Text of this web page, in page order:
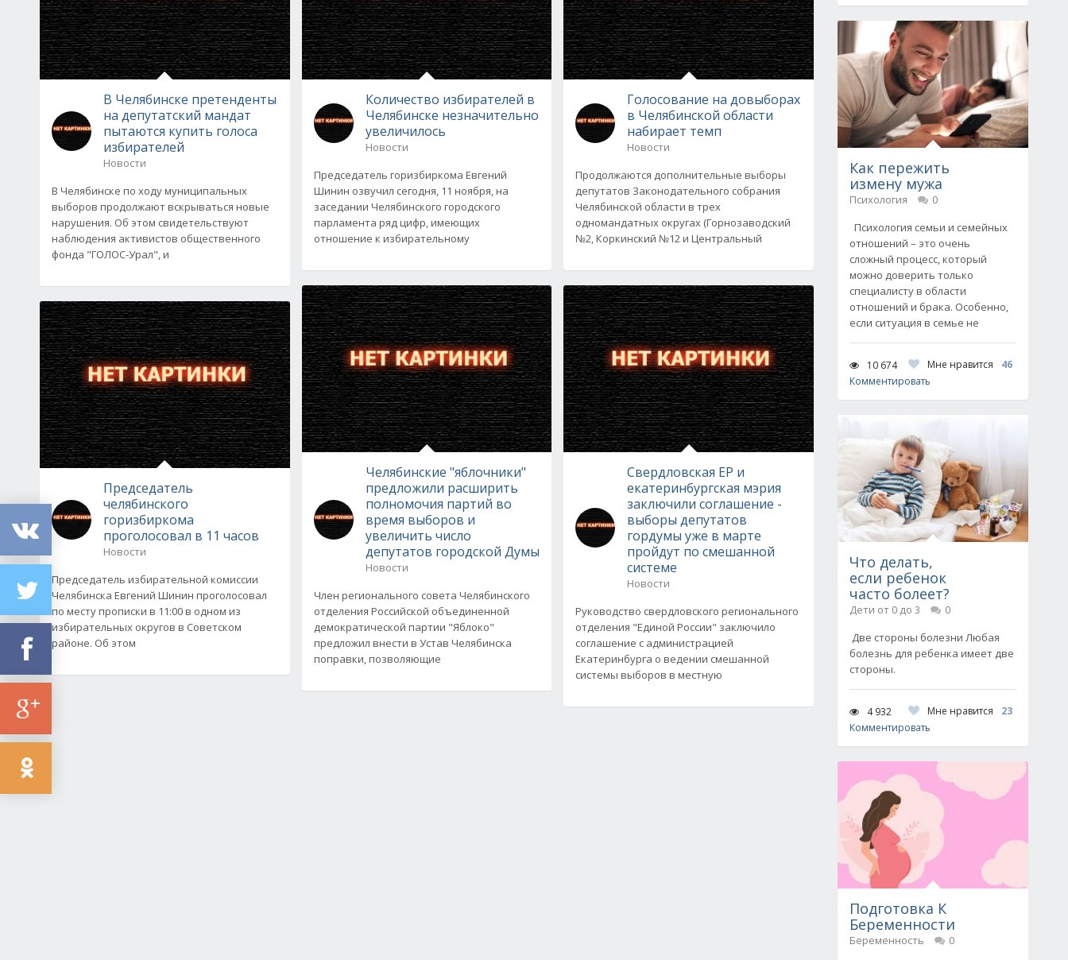
В Челябинске претенденты
на депутатский мандат
пытаются купить голоса
избирателей
Новости
В Челябинске по ходу муниципальных
выборов продолжают вскрываться новые
нарушения. Об этом свидетельствуют
наблюдения активистов общественного
фонда "ГОЛОС-Урал", и
Председатель
челябинского
горизбиркома
проголосовал в 11 часов
Новости
Председатель избирательной комиссии
Челябинска Евгений Шинин проголосовал
по месту прописки в 11:00 в одном из
избирательных округов в Советском
районе. Об этом
Количество избирателей в
Челябинске незначительно
увеличилось
Новости
Председатель горизбиркома Евгений
Шинин озвучил сегодня, 11 ноября, на
заседании Челябинского городского
парламента ряд цифр, имеющих
отношение к избирательному
Челябинские "яблочники"
предложили расширить
полномочия партий во
время выборов и
увеличить число
депутатов городской Думы
Новости
Член регионального совета Челябинского
отделения Российской объединенной
демократической партии "Яблоко"
предложил внести в Устав Челябинска
поправки, позволяющие
Голосование на довыборах
в Челябинской области
набирает темп
Новости
Продолжаются дополнительные выборы
депутатов Законодательного собрания
Челябинской области в трех
одномандатных округах (Горнозаводский
№2, Коркинский №12 и Центральный
Свердловская ЕР и
екатеринбургская мэрия
заключили соглашение -
выборы депутатов
гордумы уже в марте
пройдут по смешанной
системе
Новости
Руководство свердловского регионального
отделения "Единой России" заключило
соглашение с администрацией
Екатеринбурга о ведении смешанной
системы выборов в местную
Как пережить
измену мужа
Психология
0
Психология семьи и семейных
отношений – это очень
сложный процесс, который
можно доверить только
специалисту в области
отношений и брака. Особенно,
если ситуация в семье не
10 674 Мне нравится
46
Комментировать
Что делать,
если ребенок
часто болеет?
Дети от 0 до 3
0
Две стороны болезни Любая
болезнь для ребенка имеет две
стороны.
4 932 Мне нравится
23
Комментировать
Подготовка К
Беременности
Беременность
0